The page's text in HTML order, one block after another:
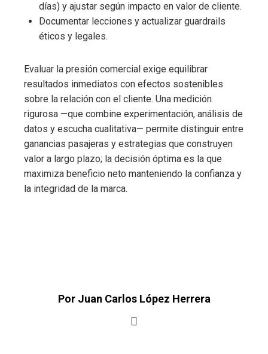
días) y ajustar según impacto en valor de cliente.
Documentar lecciones y actualizar guardrails
éticos y legales.
Evaluar la presión comercial exige equilibrar
resultados inmediatos con efectos sostenibles
sobre la relación con el cliente. Una medición
rigurosa —que combine experimentación, análisis de
datos y escucha cualitativa— permite distinguir entre
ganancias pasajeras y estrategias que construyen
valor a largo plazo; la decisión óptima es la que
maximiza beneficio neto manteniendo la confianza y
la integridad de la marca.
Por Juan Carlos López Herrera